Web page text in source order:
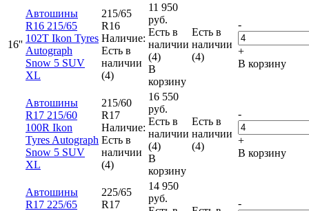
16''
Автошины
R16 215/65
102T Ikon Tyres
Autograph
Snow 5 SUV
XL
215/65
R16
Наличие:
Есть в
наличии
(4)
11 950
руб.
Есть в
наличии
(4)
В
корзину
Есть в
наличии
(4)
-
+
В корзину
Автошины
R17 215/60
100R Ikon
Tyres Autograph
Snow 5 SUV
XL
215/60
R17
Наличие:
Есть в
наличии
(4)
16 550
руб.
Есть в
наличии
(4)
В
корзину
Есть в
наличии
(4)
-
+
В корзину
Автошины
R17 225/65
225/65
R17
14 950
руб.
-